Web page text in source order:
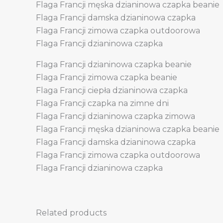
Flaga Francji męska dzianinowa czapka beanie
Flaga Francji damska dzianinowa czapka
Flaga Francji zimowa czapka outdoorowa
Flaga Francji dzianinowa czapka
Flaga Francji dzianinowa czapka beanie
Flaga Francji zimowa czapka beanie
Flaga Francji ciepła dzianinowa czapka
Flaga Francji czapka na zimne dni
Flaga Francji dzianinowa czapka zimowa
Flaga Francji męska dzianinowa czapka beanie
Flaga Francji damska dzianinowa czapka
Flaga Francji zimowa czapka outdoorowa
Flaga Francji dzianinowa czapka
Related products